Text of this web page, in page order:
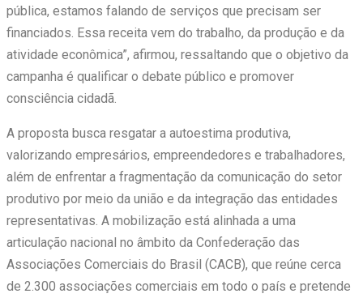
pública, estamos falando de serviços que precisam ser
financiados. Essa receita vem do trabalho, da produção e da
atividade econômica”, afirmou, ressaltando que o objetivo da
campanha é qualificar o debate público e promover
consciência cidadã.
A proposta busca resgatar a autoestima produtiva,
valorizando empresários, empreendedores e trabalhadores,
além de enfrentar a fragmentação da comunicação do setor
produtivo por meio da união e da integração das entidades
representativas. A mobilização está alinhada a uma
articulação nacional no âmbito da Confederação das
Associações Comerciais do Brasil (CACB), que reúne cerca
de 2.300 associações comerciais em todo o país e pretende